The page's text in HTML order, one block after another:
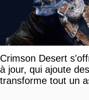
Crimson Desert
à jour, qui ajoute
transforme tout un